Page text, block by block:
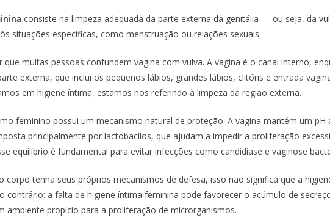
consiste na limpeza adequada da parte externa da genitália — ou seja, da
situações específicas, como menstruação ou relações sexuais.
que muitas pessoas confundem vagina com vulva. A vagina é o canal interno,
externa, que inclui os pequenos lábios, grandes lábios, clitóris e entrada
em higiene íntima, estamos nos referindo à limpeza da região externa.
feminino possui um mecanismo natural de proteção. A vagina mantém um pH
principalmente por lactobacilos, que ajudam a impedir a proliferação
equilíbrio é fundamental para evitar infecções como candidíase e vaginose
corpo tenha seus próprios mecanismos de defesa, isso não significa que a
contrário: a falta de higiene íntima feminina pode favorecer o acúmulo de
ambiente propício para a proliferação de microrganismos.